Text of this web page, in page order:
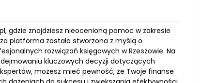
gdzie znajdziesz nieocenioną pomoc w zakresie
platforma została stworzona z myślą o
rozwiązań księgowych w Rzeszowie. Na
kluczowych decyzji dotyczących
możesz mieć pewność, że Twoje finanse